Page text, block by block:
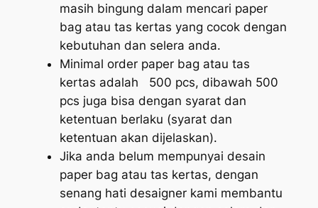
masih bingung dalam mencari paper
bag atau tas kertas yang cocok dengan
kebutuhan dan selera anda.
Minimal order paper bag atau tas
kertas adalah 500 pcs, dibawah 500
pcs juga bisa dengan syarat dan
ketentuan berlaku (syarat dan
ketentuan akan dijelaskan).
Jika anda belum mempunyai desain
paper bag atau tas kertas, dengan
senang hati desaigner kami membantu